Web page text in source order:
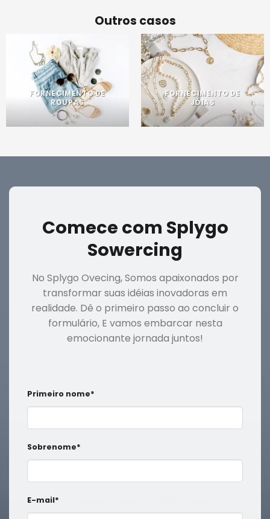
Outros casos
FORNECIMENTO DE
ROUPAS
FORNECIMENTO DE
JÓIAS
Comece com Splygo
Sowercing
No Splygo Ovecing, Somos apaixonados por
transformar suas idéias inovadoras em
realidade. Dê o primeiro passo ao concluir o
formulário, E vamos embarcar nesta
emocionante jornada juntos!
Primeiro nome*
Sobrenome*
E-mail*